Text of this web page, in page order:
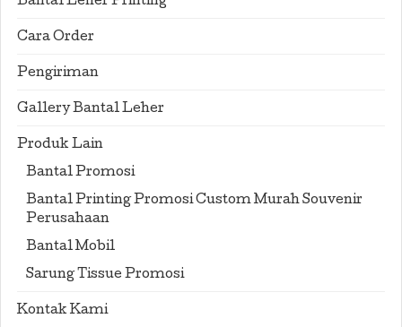
Cara Order
Pengiriman
Gallery Bantal Leher
Produk Lain
Bantal Promosi
Bantal Printing Promosi Custom Murah Souvenir
Perusahaan
Bantal Mobil
Sarung Tissue Promosi
Kontak Kami